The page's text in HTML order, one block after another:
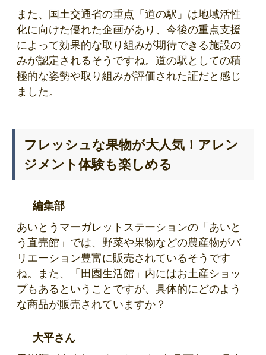
また、国土交通省の重点「道の駅」は地域活性
化に向けた優れた企画があり、今後の重点支援
によって効果的な取り組みが期待できる施設の
みが認定されるそうですね。道の駅としての積
極的な姿勢や取り組みが評価された証だと感じ
ました。
フレッシュな果物が大人気！ アレン
ジメント体験も楽しめる
編集部
あいとうマーガレットステーションの「あいと
う直売館」では、野菜や果物などの農産物がバ
リエーション豊富に販売されているそうです
ね。また、「田園生活館」内にはお土産ショッ
プもあるということですが、具体的にどのよう
な商品が販売されていますか？
大平さん